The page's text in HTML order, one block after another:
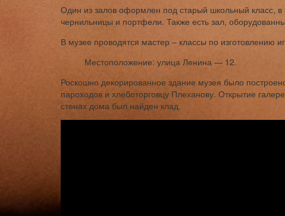
Один из залов оформлен под старый школьный класс,
чернильницы и портфели. Также есть зал,
В музее проводятся мастер – классы по изготовлению
Местоположение: улица Ленина — 12.
Роскошно декорированное здание музея было
пароходов и хлеботорговцу Плеханову. Открытие
стенах дома был найден клад.